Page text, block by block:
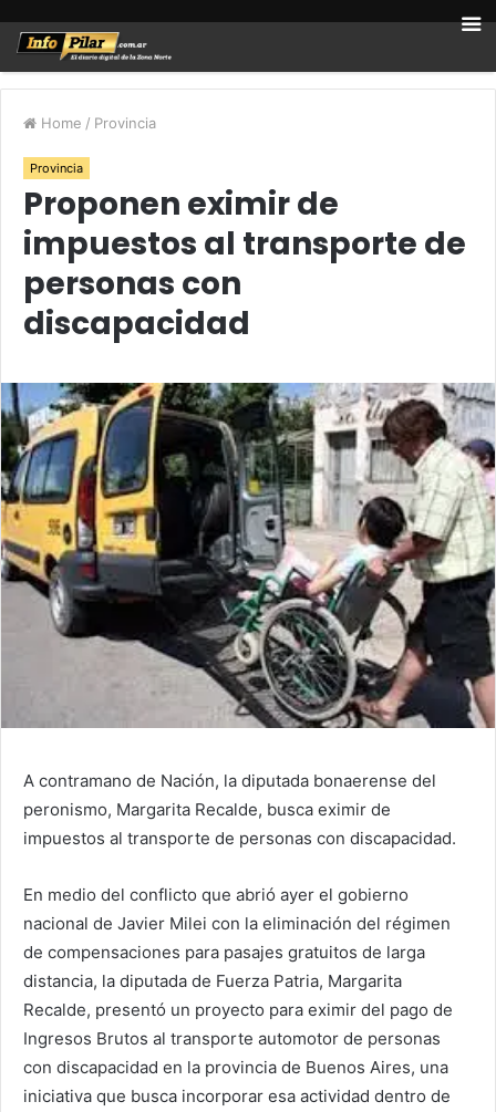
Home / Provincia
Provincia
Proponen eximir de
impuestos al transporte de
personas con
discapacidad
A contramano de Nación, la diputada bonaerense del
peronismo, Margarita Recalde, busca eximir de
impuestos al transporte de personas con discapacidad.
En medio del conflicto que abrió ayer el gobierno
nacional de Javier Milei con la eliminación del régimen
de compensaciones para pasajes gratuitos de larga
distancia, la diputada de Fuerza Patria, Margarita
Recalde, presentó un proyecto para eximir del pago de
Ingresos Brutos al transporte automotor de personas
con discapacidad en la provincia de Buenos Aires, una
iniciativa que busca incorporar esa actividad dentro de